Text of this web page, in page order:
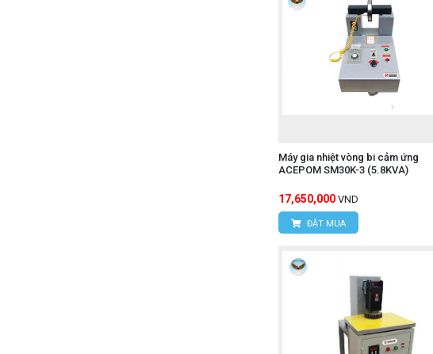
Máy gia nhiệt vòng bi cảm ứng
ACEPOM SM30K-3 (5.8KVA)
17,650,000 VND
ĐẶT MUA